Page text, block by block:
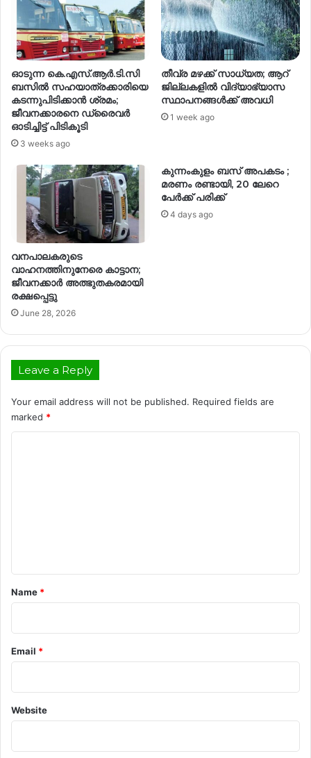
ഓടുന്ന കെ.എസ്.ആർ.ടി.സി
ബസിൽ സഹയാത്രക്കാരിയെ
കടന്നുപിടിക്കാൻ ശ്രമം;
ജീവനക്കാരനെ ഡ്രൈവർ
ഓടിച്ചിട്ട് പിടികൂടി
3 weeks ago
തീവ്ര മഴക്ക് സാധ്യത; ആറ്
ജില്ലകളിൽ വിദ്യാഭ്യാസ
സ്ഥാപനങ്ങൾക്ക് അവധി
1 week ago
വനപാലകരുടെ
വാഹനത്തിനുനേരെ കാട്ടാന;
ജീവനക്കാർ അത്ഭുതകരമായി
രക്ഷപ്പെട്ടു
June 28, 2026
കുന്നംകുളം ബസ് അപകടം ;
മരണം രണ്ടായി, 20 ലേറെ
പേർക്ക് പരിക്ക്
4 days ago
Leave a Reply
Your email address will not be published. Required fields are
marked *
*
Name *
Email *
Website